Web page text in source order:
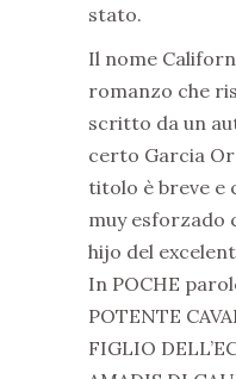
stato.
Il nome
romanzo che
scritto da un
certo Garcia
titolo è breve e
muy esforzado
hijo del
In POCHE
POTENTE
FIGLIO